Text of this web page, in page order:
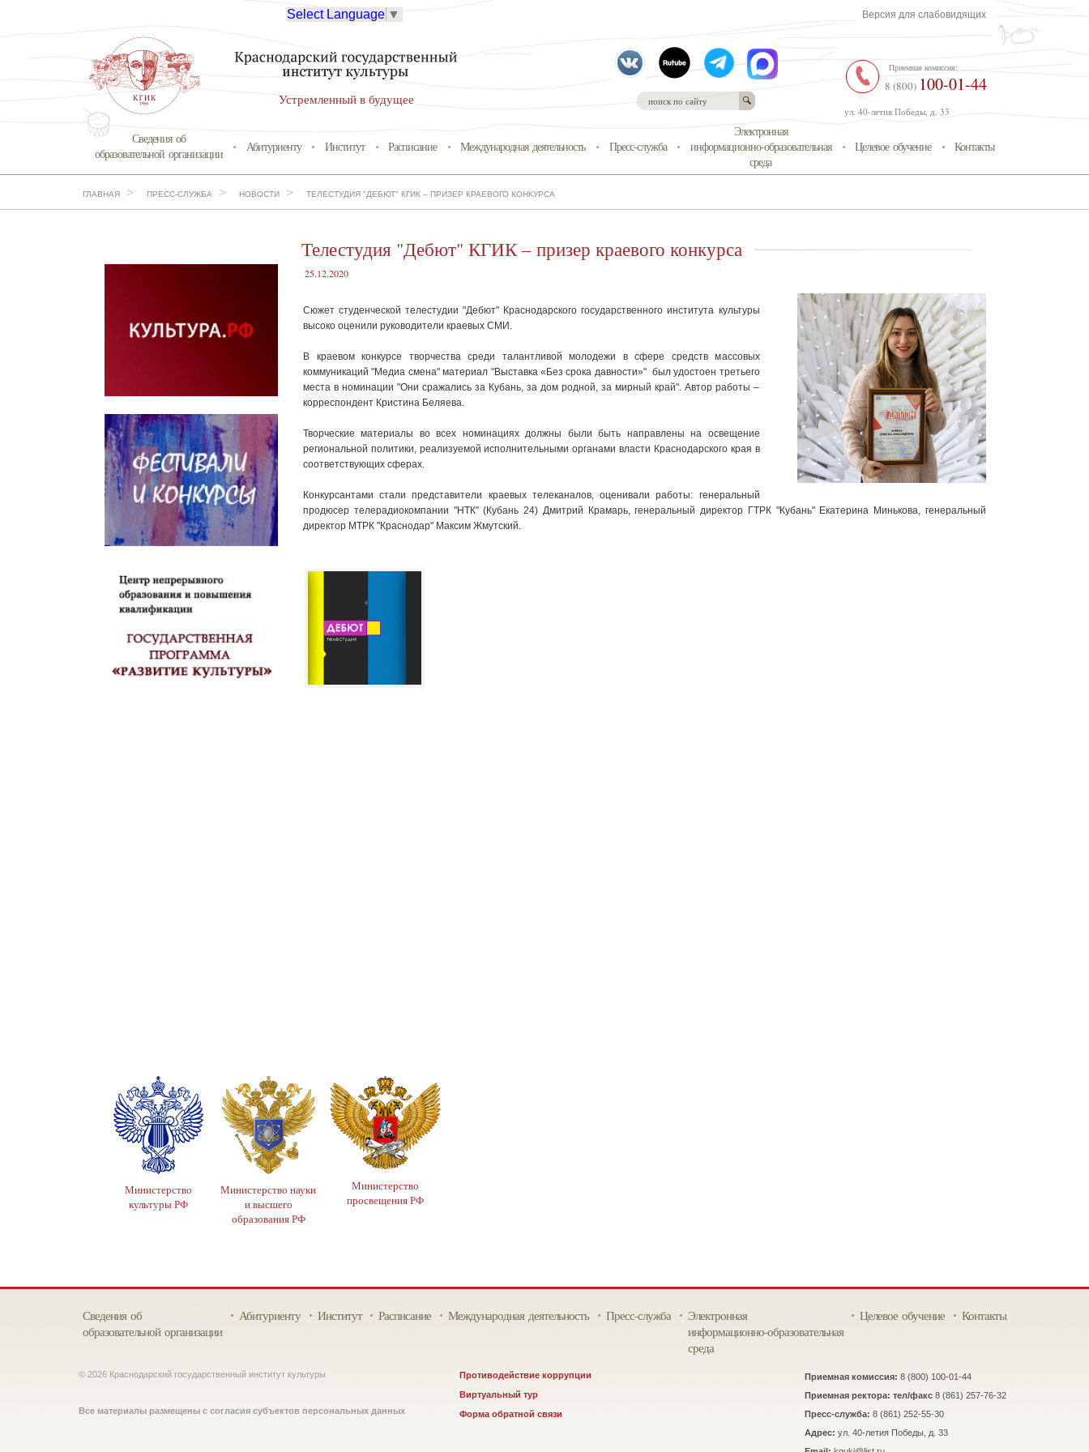
Устремленный в будущее
Select Language ▼ Версия для слабовидящих
ул. 40-летия Победы, д. 33
Приемная комиссия:
8 (800) 100-01-44
Сведения об
образовательной организации
Абитуриенту Институт Расписание Международная деятельность Пресс-служба
Электронная
информационно-образовательная
среда
Целевое обучение Контакты
ГЛАВНАЯ > ПРЕСС-СЛУЖБА > НОВОСТИ > ТЕЛЕСТУДИЯ "ДЕБЮТ" КГИК – ПРИЗЕР КРАЕВОГО КОНКУРСА
Телестудия "Дебют" КГИК – призер краевого конкурса
25.12.2020
Сюжет студенческой телестудии "Дебют" Краснодарского государственного института культуры
высоко оценили руководители краевых СМИ.
В краевом конкурсе творчества среди талантливой молодежи в сфере средств массовых
коммуникаций "Медиа смена" материал "Выставка «Без срока давности»" был удостоен третьего
места в номинации "Они сражались за Кубань, за дом родной, за мирный край". Автор работы –
корреспондент Кристина Беляева.
Творческие материалы во всех номинациях должны были быть направлены на освещение
региональной политики, реализуемой исполнительными органами власти Краснодарского края в
соответствующих сферах.
Конкурсантами стали представители краевых телеканалов, оценивали работы: генеральный
продюсер телерадиокомпании "НТК" (Кубань 24) Дмитрий Крамарь, генеральный директор ГТРК "Кубань" Екатерина Минькова, генеральный
директор МТРК "Краснодар" Максим Жмутский.
Министерство
культуры РФ
Министерство науки
и высшего
образования РФ
Министерство
просвещения РФ
Сведения об
образовательной организации
Абитуриенту Институт Расписание Международная деятельность Пресс-служба
Электронная
информационно-образовательная
среда
Целевое обучение Контакты
© 2026 Краснодарский государственный институт культуры
Все материалы размещены с согласия субъектов персональных данных
Противодействие коррупции
Виртуальный тур
Форма обратной связи
Приемная комиссия: 8 (800) 100-01-44
Приемная ректора: тел/факс 8 (861) 257-76-32
Пресс-служба: 8 (861) 252-55-30
Адрес: ул. 40-летия Победы, д. 33